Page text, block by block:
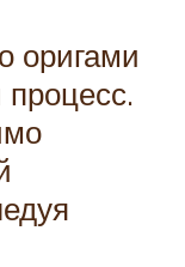
оригами